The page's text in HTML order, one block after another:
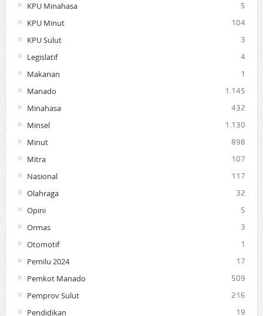
KPU Minahasa 5
KPU Minut 104
KPU Sulut 3
Legislatif 4
Makanan 1
Manado 1.145
Minahasa 432
Minsel 1.130
Minut 898
Mitra 107
Nasional 117
Olahraga 32
Opini 5
Ormas 3
Otomotif 1
Pemilu 2024 17
Pemkot Manado 509
Pemprov Sulut 216
Pendidikan 19